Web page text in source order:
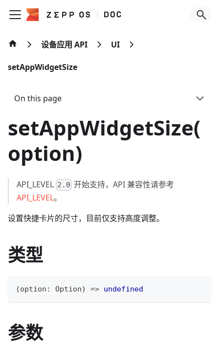
设备应用 API UI
setAppWidgetSize
On this page
setAppWidgetSize(
option)
API_LEVEL 2.0 开始支持，API 兼容性请参考
API_LEVEL。
设置快捷卡片的尺寸，目前仅支持高度调整。
类型
(option : Option) => undefined
参数